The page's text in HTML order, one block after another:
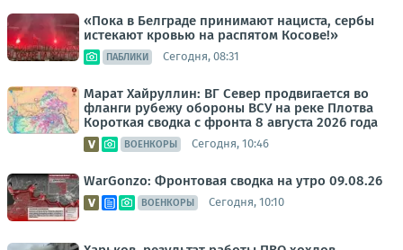
«Пока в Белграде принимают нациста, сербы
истекают кровью на распятом Косове!»
ПАБЛИКИ Сегодня, 08:31
Марат Хайруллин: ВГ Север продвигается во
фланги рубежу обороны ВСУ на реке Плотва
Короткая сводка с фронта 8 августа 2026 года
ВОЕНКОРЫ Сегодня, 10:46
WarGonzo: Фронтовая сводка на утро 09.08.26
ВОЕНКОРЫ Сегодня, 10:10